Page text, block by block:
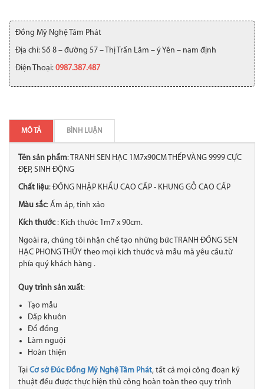
Đồng Mỹ Nghệ Tâm Phát
Địa chỉ: Số 8 – đường 57 – Thị Trấn Lâm – ý Yên – nam định
Điện Thoại: 0987.387.487
MÔ TẢ BÌNH LUẬN
Tên sản phẩm: TRANH SEN HẠC 1M7x90CM THẾP VÀNG 9999 CỰC
ĐẸP, SINH ĐỘNG
Chất liệu: ĐỒNG NHẬP KHẨU CAO CẤP - KHUNG GỖ CAO CẤP
Màu sắc: Ấm áp, tinh xảo
Kích thước: Kích thước 1m7 x 90cm.
Ngoài ra, chúng tôi nhận chế tạo những bức TRANH ĐỒNG SEN
HẠC PHONG THỦY theo mọi kích thước và mẫu mã yêu cầu.từ
phía quý khách hàng .
Quy trình sản xuất:
Tạo mẫu
Dấp khuôn
Đổ đồng
Làm nguội
Hoàn thiện
Tại Cơ sở Đúc Đồng Mỹ Nghệ Tâm Phát, tất cả mọi công đoạn kỹ
thuật đều được thực hiện thủ công hoàn toàn theo quy trình